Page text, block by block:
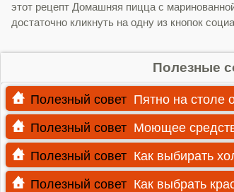
этот рецепт Домашняя пицца с
достаточно кликнуть на одну из кнопок
Полезные
Полезный совет Пятно на столе
Полезный совет Моющее
Полезный совет Как выбирать
Полезный совет Как выбрать